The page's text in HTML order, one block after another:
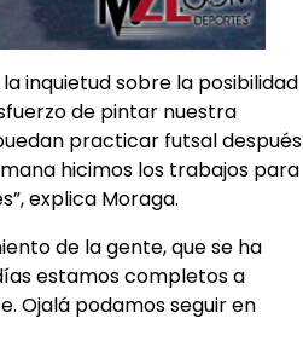
inquietud sobre la posibilidad
de pintar nuestra
practicar futsal después
hicimos los trabajos para
explica Moraga.
de la gente, que se ha
estamos completos a
Ojalá podamos seguir en